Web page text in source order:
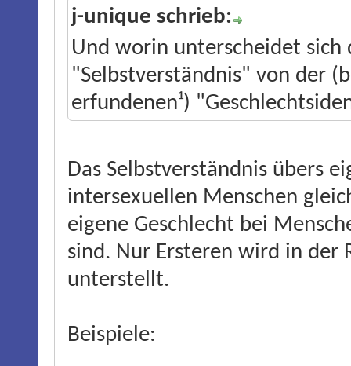
j-unique schrieb:
Und worin unterscheidet sich
"Selbstverständnis" von der
erfundenen¹)
Das Selbstverständnis übers
intersexuellen Menschen
eigene Geschlecht bei
sind. Nur Ersteren wird in der
unterstellt.
Beispiele: